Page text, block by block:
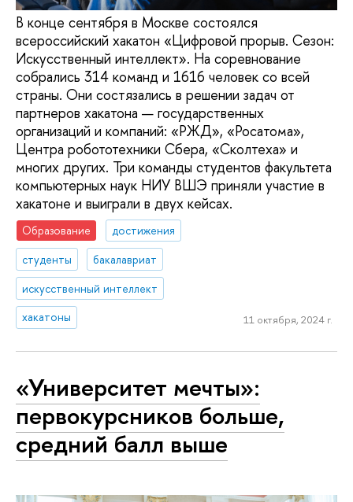
В конце сентября в Москве состоялся
всероссийский хакатон «Цифровой прорыв. Сезон:
Искусственный интеллект». На соревнование
собрались 314 команд и 1616 человек со всей
страны. Они состязались в решении задач от
партнеров хакатона — государственных
организаций и компаний: «РЖД», «Росатома»,
Центра робототехники Сбера, «Сколтеха» и
многих других. Три команды студентов факультета
компьютерных наук НИУ ВШЭ приняли участие в
хакатоне и выиграли в двух кейсах.
Образование
достижения
студенты
бакалавриат
искусственный интеллект
хакатоны
11 октября, 2024 г.
«Университет мечты»:
первокурсников больше,
средний балл выше